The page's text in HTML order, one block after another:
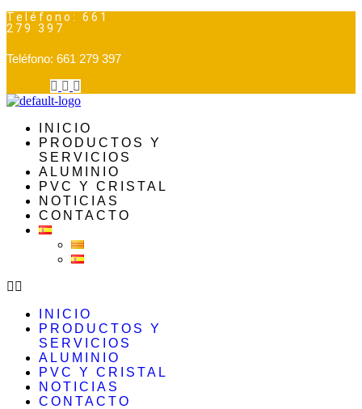
Teléfono: 661
279 397
Teléfono: 661 279 397
INICIO
PRODUCTOS Y
SERVICIOS
ALUMINIO
PVC Y CRISTAL
NOTICIAS
CONTACTO
INICIO
PRODUCTOS Y
SERVICIOS
ALUMINIO
PVC Y CRISTAL
NOTICIAS
CONTACTO